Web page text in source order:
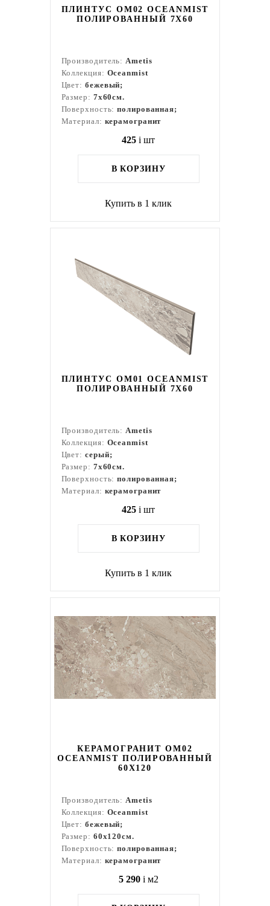
ПЛИНТУС OM02 OCEANMIST
ПОЛИРОВАННЫЙ 7X60
Производитель:Ametis
Коллекция: Oceanmist
Цвет: бежевый;
Размер: 7x60см.
Поверхность:полированная;
Материал: керамогранит
425 i шт
В КОРЗИНУ
Купить в 1 клик
ПЛИНТУС OM01 OCEANMIST
ПОЛИРОВАННЫЙ 7X60
Производитель:Ametis
Коллекция: Oceanmist
Цвет: серый;
Размер: 7x60см.
Поверхность:полированная;
Материал: керамогранит
425 i шт
В КОРЗИНУ
Купить в 1 клик
КЕРАМОГРАНИТ OM02
OCEANMIST ПОЛИРОВАННЫЙ
60X120
Производитель:Ametis
Коллекция: Oceanmist
Цвет: бежевый;
Размер: 60x120см.
Поверхность:полированная;
Материал: керамогранит
5 290 i м2